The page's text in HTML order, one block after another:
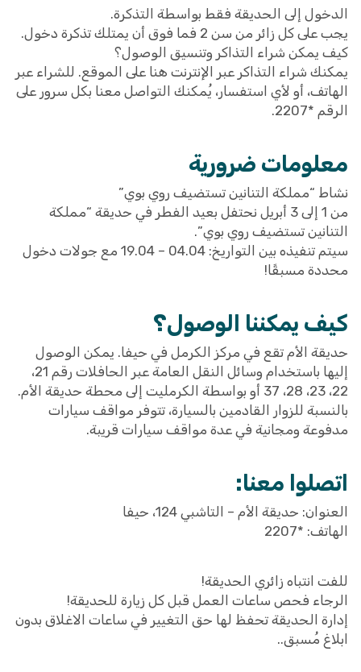
الدخول إلى الحديقة فقط بواسطة التذكرة.
يجب على كل زائر من سن 2 فما فوق أن يمتلك تذكرة دخول.
كيف يمكن شراء التذاكر وتنسيق الوصول؟
يمكنك شراء التذاكر عبر الإنترنت هنا على الموقع. للشراء عبر
الهاتف، أو لأي استفسار، يُمكنك التواصل معنا بكل سرور على
الرقم *2207.
معلومات ضرورية
نشاط “مملكة التنانين تستضيف روي بوي”
من 1 إلى 3 أبريل نحتفل بعيد الفطر في حديقة “مملكة
التنانين تستضيف روي بوي”.
سيتم تنفيذه بين التواريخ: 04.04 – 19.04 مع جولات دخول
محددة مسبقًا!
كيف يمكننا الوصول؟
حديقة الأم تقع في مركز الكرمل في حيفا. يمكن الوصول
إليها باستخدام وسائل النقل العامة عبر الحافلات رقم 21،
22، 23، 28، 37 أو بواسطة الكرمليت إلى محطة حديقة الأم.
بالنسبة للزوار القادمين بالسيارة، تتوفر مواقف سيارات
مدفوعة ومجانية في عدة مواقف سيارات قريبة.
اتصلوا معنا:
العنوان: حديقة الأم – التاشبي 124، حيفا
الهاتف: *2207
للفت انتباه زائري الحديقة!
الرجاء فحص ساعات العمل قبل كل زيارة للحديقة!
إدارة الحديقة تحفظ لها حق التغيير في ساعات الاغلاق بدون
ابلاغ مُسبق..